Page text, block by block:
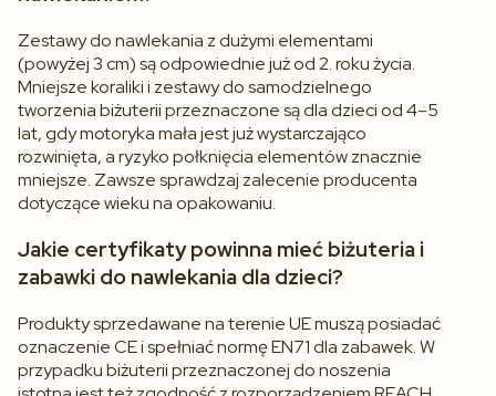
Zestawy do nawlekania z dużymi elementami
(powyżej 3 cm) są odpowiednie już od 2. roku życia.
Mniejsze koraliki i zestawy do samodzielnego
tworzenia biżuterii przeznaczone są dla dzieci od 4–5
lat, gdy motoryka mała jest już wystarczająco
rozwinięta, a ryzyko połknięcia elementów znacznie
mniejsze. Zawsze sprawdzaj zalecenie producenta
dotyczące wieku na opakowaniu.
Jakie certyfikaty powinna mieć biżuteria i
zabawki do nawlekania dla dzieci?
Produkty sprzedawane na terenie UE muszą posiadać
oznaczenie CE i spełniać normę EN71 dla zabawek. W
przypadku biżuterii przeznaczonej do noszenia